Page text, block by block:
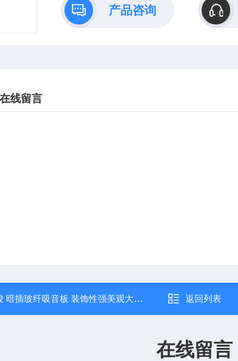
产品咨询
在线留言
玻纤吸音板 装饰性强美观大方 隔音性能优 大量批发 返回列表
在线留言